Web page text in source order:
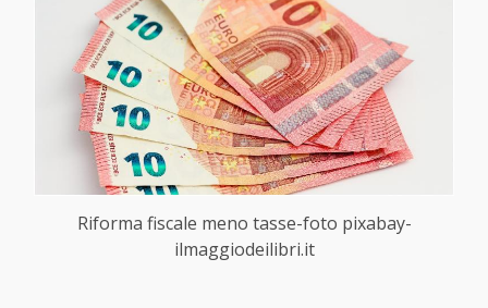
Riforma fiscale meno tasse-foto pixabay-
ilmaggiodeilibri.it